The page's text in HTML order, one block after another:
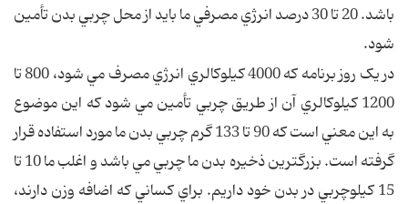
باشد. 20 تا 30 درصد انرژي مصرفي ما بايد از محل چربي بدن تأمين
شود.
در يک روز برنامه که 4000 کيلوکالري انرژي مصرف مي شود، 800 تا
1200 کيلوکالري آن از طريق چربي تأمين مي شود که اين موضوع
به اين معني است که 90 تا 133 گرم چربي بدن ما مورد استفاده قرار
گرفته است. بزرگترين ذخيره بدن ما چربي مي باشد و اغلب ما 10 تا
15 کيلوچربي در بدن خود داريم. براي کساني که اضافه وزن دارند،